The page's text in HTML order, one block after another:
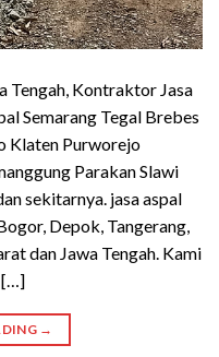
Tengah, Kontraktor Jasa
Semarang Tegal Brebes
Klaten Purworejo
Parakan Slawi
sekitarnya. jasa aspal
Depok, Tangerang,
dan Jawa Tengah. Kami
[…]
→